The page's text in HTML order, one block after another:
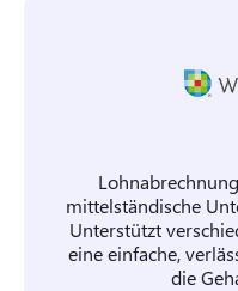
mittelständische
Unterstützt
eine einfache,
die